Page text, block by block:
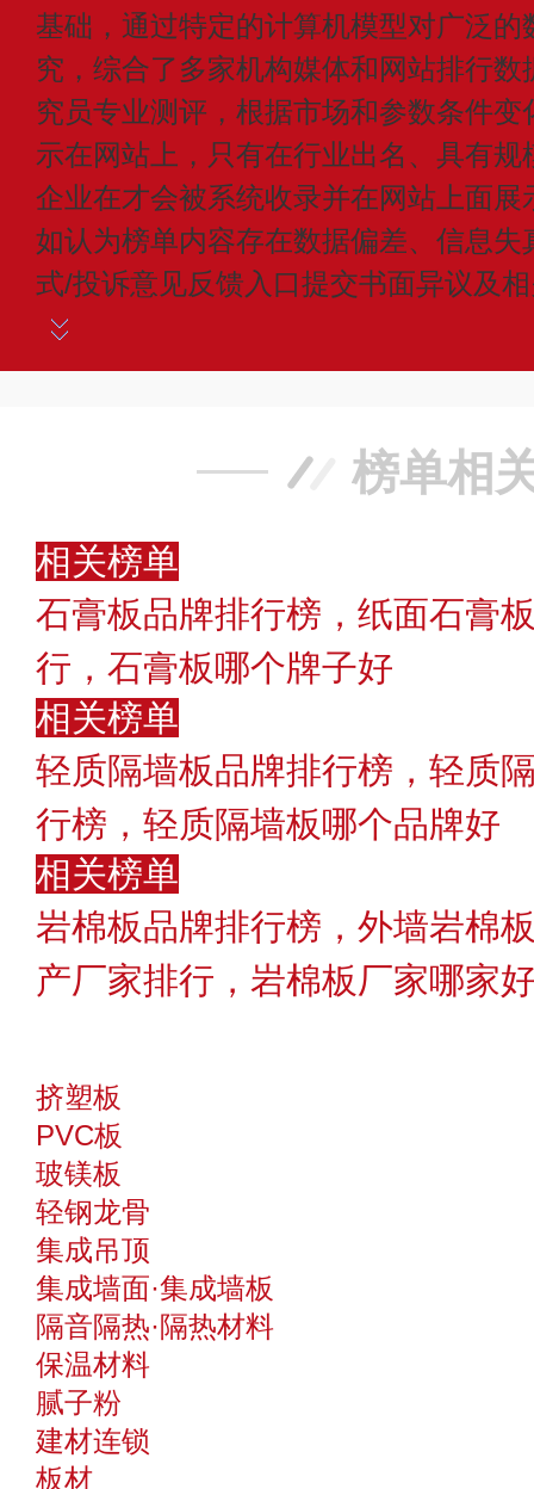
基础，通过特定的计算机模型对广泛
究，综合了多家机构媒体和网站排行
究员专业测评，根据市场和参数条件
示在网站上，只有在行业出名、具有
企业在才会被系统收录并在网站上面
如认为榜单内容存在数据偏差、信息
式/投诉意见反馈入口提交书面异议及
榜单相
相关榜单
石膏板品牌排行榜，纸面石膏
行，石膏板哪个牌子好
相关榜单
轻质隔墙板品牌排行榜，轻质
行榜，轻质隔墙板哪个品牌好
相关榜单
岩棉板品牌排行榜，外墙岩棉
产厂家排行，岩棉板厂家哪家
挤塑板
PVC板
玻镁板
轻钢龙骨
集成吊顶
集成墙面·集成墙板
隔音隔热·隔热材料
保温材料
腻子粉
建材连锁
板材